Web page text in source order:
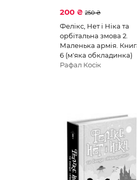
200 ₴ 250 ₴
Фелікс, Нет і Ніка та
орбітальна змова 2.
Маленька армія.
6 (м'яка обкладинка)
Рафал Косік